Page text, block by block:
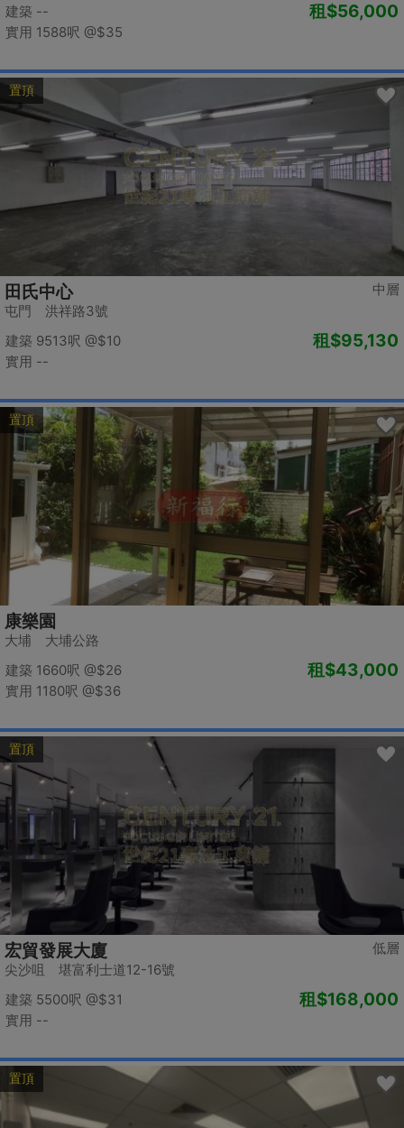
建築 --
實用 1588呎 @$35
租$56,000
置頂
中層
田氏中心
屯門 洪祥路3號
建築 9513呎 @$10
實用 --
租$95,130
置頂
康樂園
大埔 大埔公路
建築 1660呎 @$26
實用 1180呎 @$36
租$43,000
置頂
低層
宏貿發展大廈
尖沙咀 堪富利士道12-16號
建築 5500呎 @$31
實用 --
租$168,000
置頂